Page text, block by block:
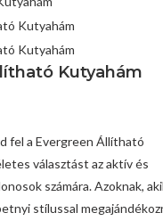
Kutyahám
fel a Evergreen Állítható
választást az aktív és
számára. Azoknak,
stílussal